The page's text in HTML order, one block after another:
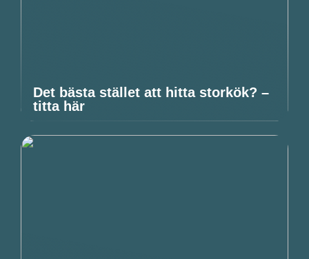
Det bästa stället att hitta storkök? –
titta här